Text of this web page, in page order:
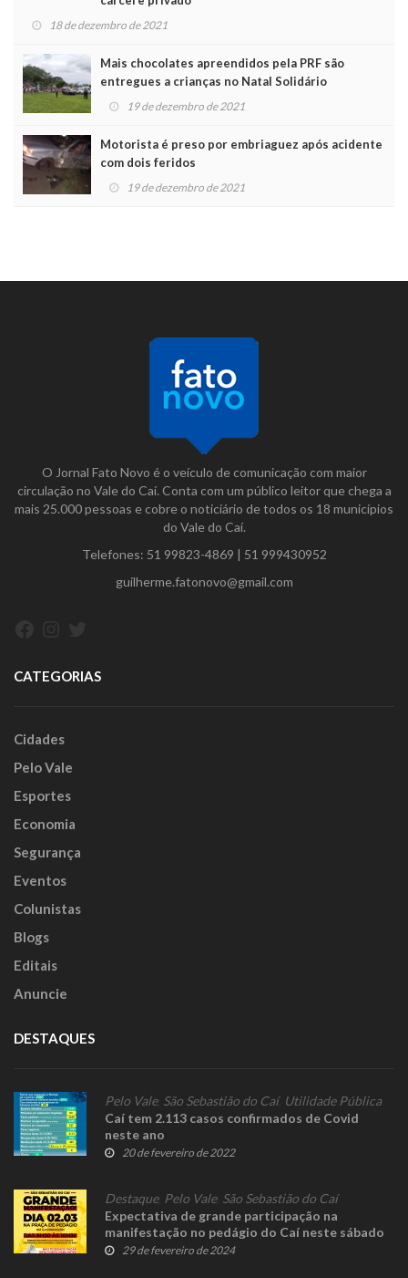
18 de dezembro de 2021
Mais chocolates apreendidos pela PRF são
entregues a crianças no Natal Solidário
19 de dezembro de 2021
Motorista é preso por embriaguez após acidente
com dois feridos
19 de dezembro de 2021
O Jornal Fato Novo é o veículo de comunicação com maior
circulação no Vale do Caí. Conta com um público leitor que chega a
mais 25.000 pessoas e cobre o noticiário de todos os 18 municípios
do Vale do Caí.
Telefones: 51 99823-4869 | 51 999430952
guilherme.fatonovo@gmail.com
CATEGORIAS
Cidades
Pelo Vale
Esportes
Economia
Segurança
Eventos
Colunistas
Blogs
Editais
Anuncie
DESTAQUES
Pelo Vale, São Sebastião do Caí, Utilidade Pública
Caí tem 2.113 casos confirmados de Covid
neste ano
20 de fevereiro de 2022
Destaque, Pelo Vale, São Sebastião do Caí
Expectativa de grande participação na
manifestação no pedágio do Caí neste sábado
29 de fevereiro de 2024